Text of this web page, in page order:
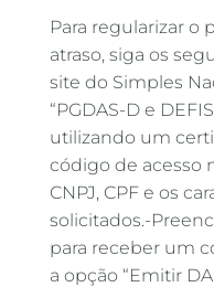
Para regularizar o
atraso, siga os
site do Simples
“PGDAS-D e
utilizando um
código de acesso
CNPJ, CPF e os
solicitados.-
para receber um
a opção “Emitir